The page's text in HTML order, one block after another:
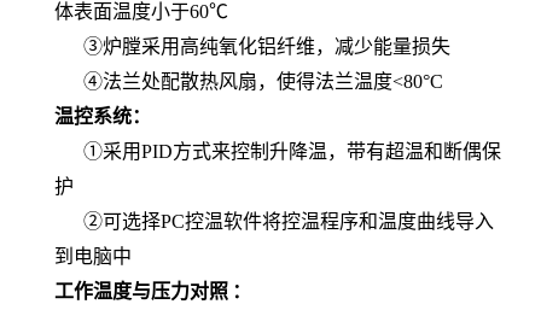
体表面温度小于60℃
③炉膛采用高纯氧化铝纤维，减少能量损失
④法兰处配散热风扇，使得法兰温度<80°C
温控系统：
①采用PID方式来控制升降温，带有超温和断偶保
护
②可选择PC控温软件将控温程序和温度曲线导入
到电脑中
工作温度与压力对照 ：